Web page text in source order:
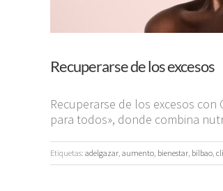
Recuperarse de los excesos
Recuperarse de los excesos con
para todos», donde combina
Etiquetas: adelgazar, aumento, bienestar, bilbao,